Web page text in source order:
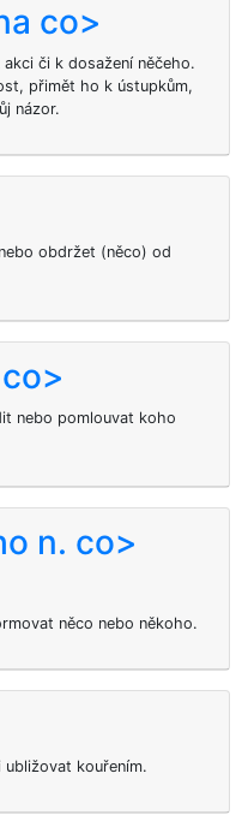
co>
či k dosažení něčeho.
přimět ho k ústupkům,
názor.
obdržet (něco) od
nebo pomlouvat koho
n. co>
něco nebo někoho.
kouřením.